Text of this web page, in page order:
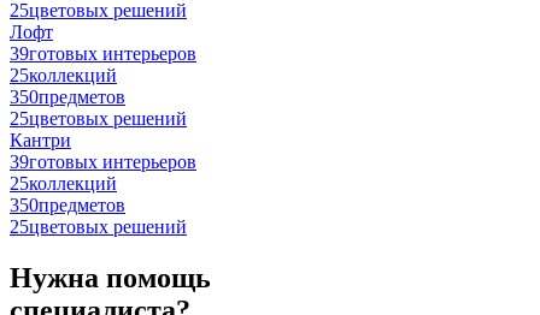
25цветовых решений
Лофт
39готовых интерьеров
25коллекций
350предметов
25цветовых решений
Кантри
39готовых интерьеров
25коллекций
350предметов
25цветовых решений
Нужна помощь